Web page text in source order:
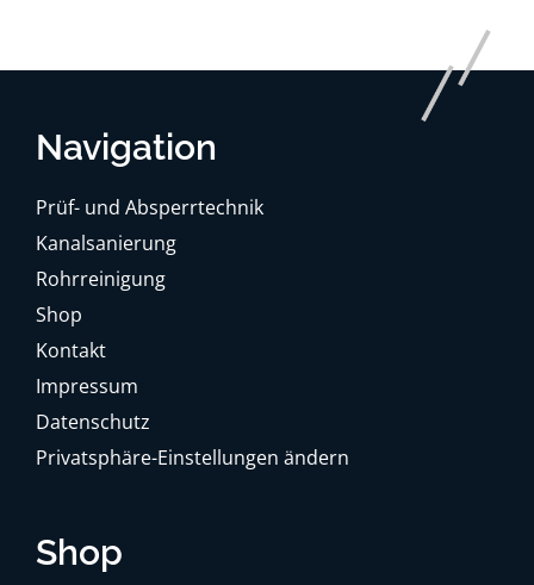
Navigation
Prüf- und Absperrtechnik
Kanalsanierung
Rohrreinigung
Shop
Kontakt
Impressum
Datenschutz
Privatsphäre-Einstellungen ändern
Shop